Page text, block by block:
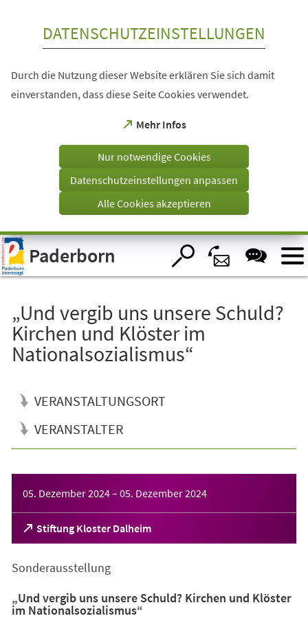
Visuelle
Assistenzsoftware
öffnen.
DATENSCHUTZEINSTELLUNGEN
Durch die Nutzung dieser Website erklären Sie sich damit
einverstanden, dass diese Seite Cookies verwendet.
Mehr Infos
(Öffnet
einem
Tab)
Nur notwendige Cookies
Datenschutzeinstellungen anpassen
Alle Cookies akzeptieren
Paderborn
„Und vergib uns unsere Schuld?
Kirchen und Klöster im
Nationalsozialismus“
VERANSTALTUNGSORT
VERANSTALTER
05. Dezember 2024– 05. Dezember 2024
Stiftung Kloster Dalheim
(Öffnet
in
neuen
Sonderausstellung
„Und vergib uns unsere Schuld? Kirchen und Klöster
im Nationalsozialismus“